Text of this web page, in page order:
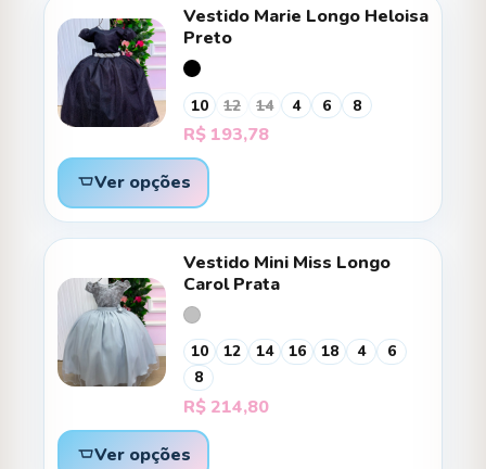
Vestido Marie Longo Heloisa
Preto
10 12 14 4 6 8
R$ 193,78
Ver opções
Vestido Mini Miss Longo
Carol Prata
10 12 14 16 18 4
6
8
R$ 214,80
Ver opções